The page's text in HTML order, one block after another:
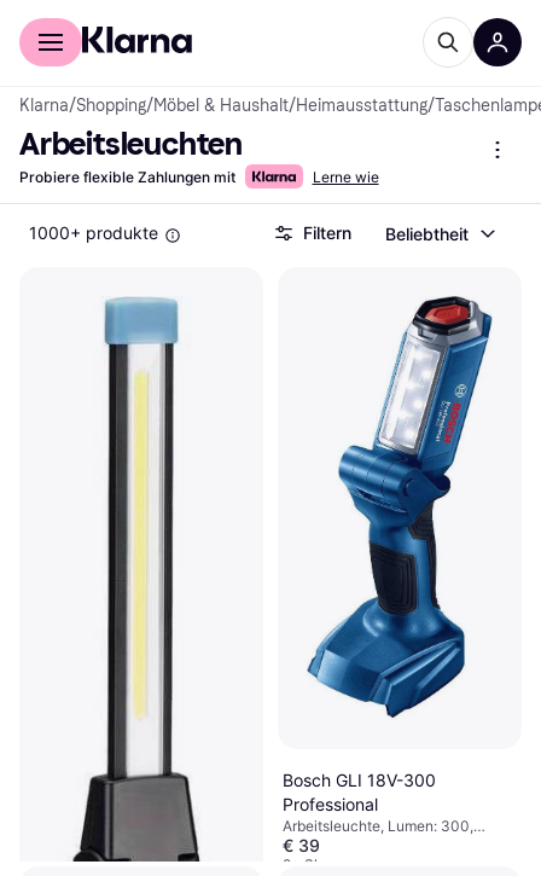
Für Shopper
Klarna/Shopping/Möbel & Haushalt/Heimausstattung/
Arbeitsleuchten
Probiere flexible Zahlungen mit Lerne wie
1000+ produkte Filtern Beliebtheit
Bosch GLI 18V-300
Professional
Arbeitsleuchte, Lumen: 300,
Gewicht: 300g
€ 39
9+ Shops